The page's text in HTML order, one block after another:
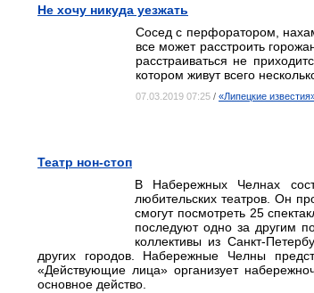
Не хочу никуда уезжать
Сосед с перфоратором,
все может расстроить
расстраиваться не
котором живут всего
07.03.2019 07:25 / «Липецкие
Театр нон-стоп
В Набережных Челнах
любительских театров. Он
смогут посмотреть 25
последуют одно за другим
коллективы из Санкт-
других городов. Набережные Челны
«Действующие лица» организует
основное действо.